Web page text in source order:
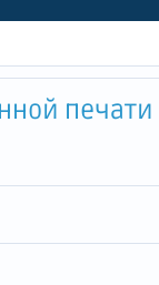
на
печати